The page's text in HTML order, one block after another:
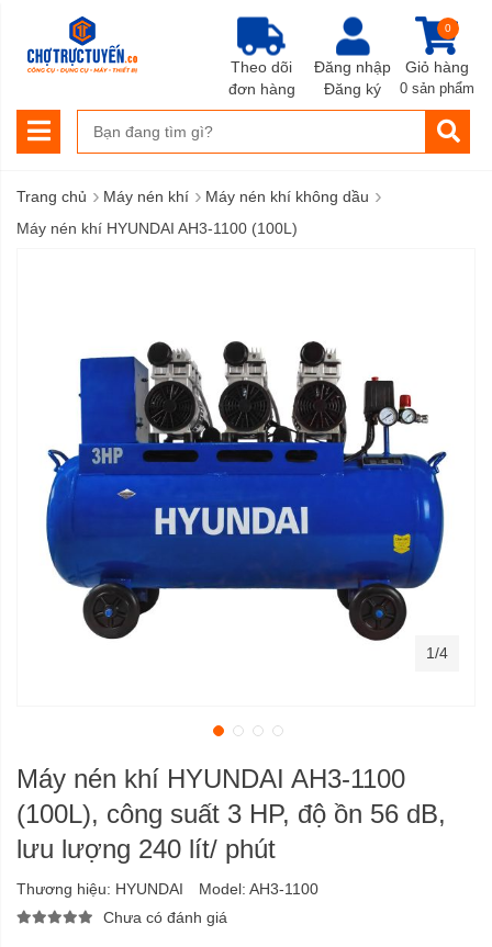
Đăng nhập
Đăng ký
Giỏ hàng
0
0 sản phẩm
Theo dõi
đơn hàng
Trang chủ › Máy nén khí › Máy nén khí không dầu ›
Máy nén khí HYUNDAI AH3-1100 (100L)
Máy nén khí HYUNDAI AH3-1100
(100L), công suất 3 HP, độ ồn 56 dB,
lưu lượng 240 lít/ phút
Thương hiệu: HYUNDAI Model: AH3-1100
Chưa có đánh giá
1/4